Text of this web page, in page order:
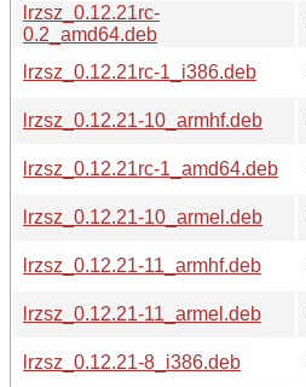
lrzsz_0.12.21rc-
0.2_amd64.deb
lrzsz_0.12.21rc-1_i386.deb
lrzsz_0.12.21-10_armhf.deb
lrzsz_0.12.21rc-1_amd64.deb
lrzsz_0.12.21-10_armel.deb
lrzsz_0.12.21-11_armhf.deb
lrzsz_0.12.21-11_armel.deb
lrzsz_0.12.21-8_i386.deb